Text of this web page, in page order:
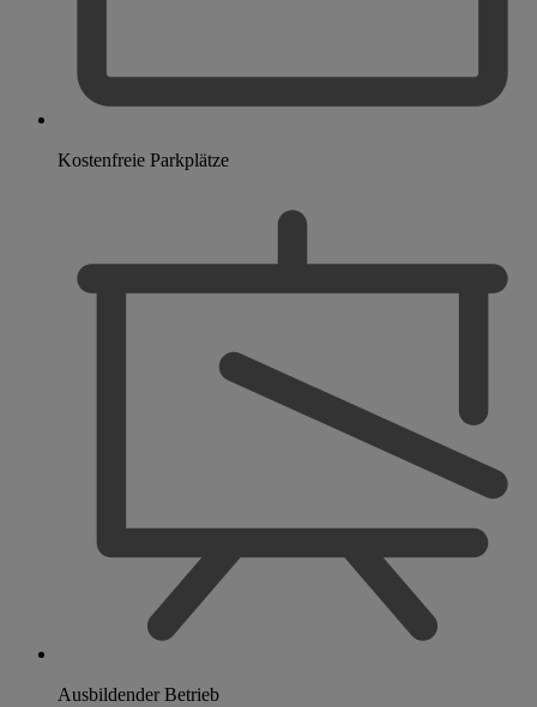
Kostenfreie Parkplätze
Ausbildender Betrieb